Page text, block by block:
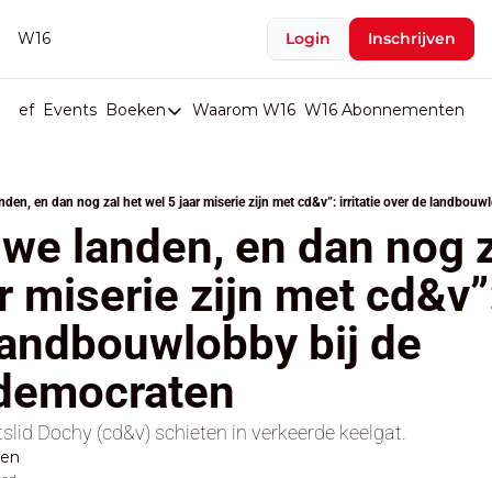
W16 Login Inschrijven
Events Boeken
Boeken
Boeken
Stop de Persen
Het Merk België
De Doodgravers van België
Bpost Hold-up
Waarom W16 W16 Abonnementen
en dan nog zal het wel 5 jaar miserie zijn met cd&v”: irritatie over de
landen, en dan nog
miserie zijn met
bij de
Dochy (cd&v) schieten in verkeerde keelgat.